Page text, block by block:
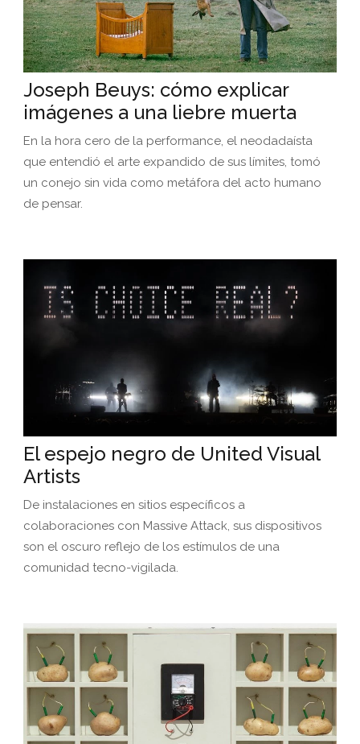
Joseph Beuys: cómo explicar
imágenes a una liebre muerta
En la hora cero de la performance, el neodadaísta
que entendió el arte expandido de sus límites, tomó
un conejo sin vida como metáfora del acto humano
de pensar.
El espejo negro de United Visual
Artists
De instalaciones en sitios específicos a
colaboraciones con Massive Attack, sus dispositivos
son el oscuro reflejo de los estímulos de una
comunidad tecno-vigilada.